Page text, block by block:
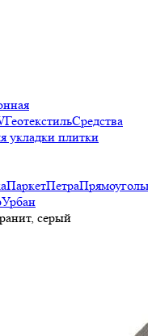
ГеотекстильСредства
укладки плитки
ПаркетПетра
Урбан
серый